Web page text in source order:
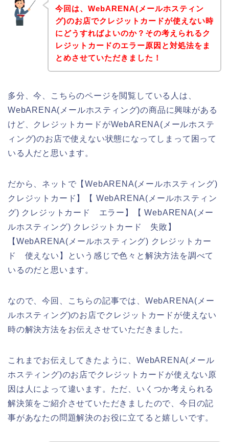
今回は、WebARENA(メールホスティン
グ)のお店でクレジットカードが使えない時
にどうすればよいのか？その考えられるク
レジットカードのエラー原因と対処法をま
とめさせていただきました！
多分、今、こちらのページを閲覧している人は、
WebARENA(メールホスティング)の商品に興味がある
けど、クレジットカードがWebARENA(メールホステ
ィング)のお店で使えない状態になってしまって困って
いる人だと思います。
だから、ネットで【WebARENA(メールホスティング)
クレジットカード】【 WebARENA(メールホスティン
グ) クレジットカード エラー】【 WebARENA(メー
ルホスティング) クレジットカード 失敗】
【WebARENA(メールホスティング) クレジットカー
ド 使えない】という感じで色々と解決方法を調べて
いるのだと思います。
なので、今回、こちらの記事では、WebARENA(メー
ルホスティング)のお店でクレジットカードが使えない
時の解決方法をお伝えさせていただきました。
これまでお伝えしてきたように、WebARENA(メール
ホスティング)のお店でクレジットカードが使えない原
因は人によって違います。ただ、いくつか考えられる
解決策をご紹介させていただきましたので、今日の記
事があなたの問題解決のお役に立てると嬉しいです。